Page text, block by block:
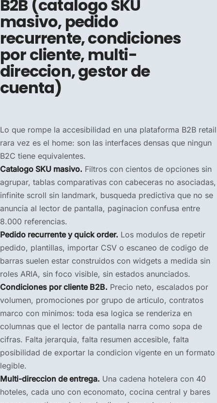
B2B (catalogo SKU
masivo, pedido
recurrente, condiciones
por cliente, multi-
direccion, gestor de
cuenta)
Lo que rompe la accesibilidad en una plataforma B2B retail
rara vez es el home: son las interfaces densas que ningun
B2C tiene equivalentes.
Catalogo SKU masivo. Filtros con cientos de opciones sin
agrupar, tablas comparativas con cabeceras no asociadas,
infinite scroll sin landmark, busqueda predictiva que no se
anuncia al lector de pantalla, paginacion confusa entre
8.000 referencias.
Pedido recurrente y quick order. Los modulos de repetir
pedido, plantillas, importar CSV o escaneo de codigo de
barras suelen estar construidos con widgets a medida sin
roles ARIA, sin foco visible, sin estados anunciados.
Condiciones por cliente B2B. Precio neto, escalados por
volumen, promociones por grupo de articulo, contratos
marco con minimos: toda esa logica se renderiza en
columnas que el lector de pantalla narra como sopa de
cifras. Falta jerarquia, falta resumen accesible, falta
posibilidad de exportar la condicion vigente en un formato
legible.
Multi-direccion de entrega. Una cadena hotelera con 40
hoteles, cada uno con economato, cocina central y bares